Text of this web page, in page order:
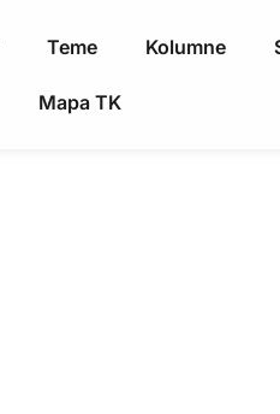
Teme Kolumne
Mapa TK